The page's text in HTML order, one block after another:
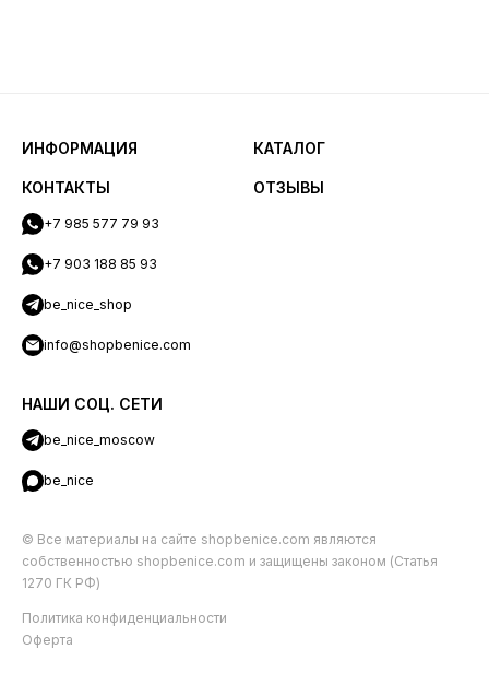
ИНФОРМАЦИЯ КАТАЛОГ
КОНТАКТЫ
+7 985 577 79 93
+7 903 188 85 93
be_nice_shop
info@shopbenice.com
НАШИ СОЦ. СЕТИ
be_nice_moscow
be_nice
ОТЗЫВЫ
© Все материалы на сайте shopbenice.com являются
собственностью shopbenice.com и защищены законом (Статья
1270 ГК РФ)
Политика конфиденциальности
Оферта